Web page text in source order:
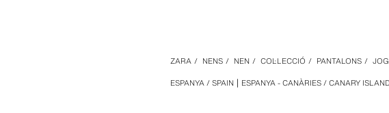
ZARA / NENS / NEN / COL·LECCIÓ / PANTALONS /
ESPANYA / SPAIN
ESPANYA - CANÀRIES / CANARY